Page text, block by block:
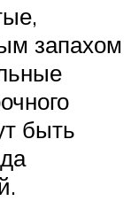
запахом
быть